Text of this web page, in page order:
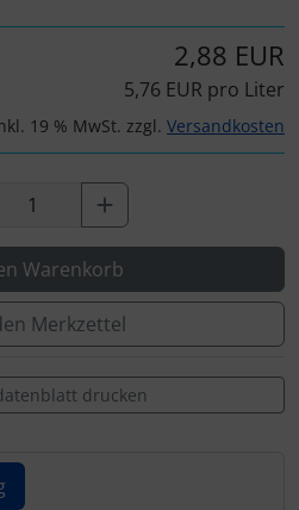
2,88 EUR
5,76 EUR pro Liter
19 % MwSt. zzgl. Versandkosten
Warenkorb
Merkzettel
drucken